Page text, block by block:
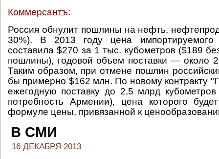
Коммерсантъ:
Россия обнулит пошлины на нефть,
30%). В 2013 году цена
составила $270 за 1 тыс. кубометров ($189
пошлины), годовой объем поставки — около
Таким образом, при отмене пошлин
бы примерно $162 млн. По новому контракту
ежегодную поставку до 2,5 млрд кубометров
потребность Армении), цена которого
формуле цены, привязанной к
В СМИ
16 ДЕКАБРЯ 2013